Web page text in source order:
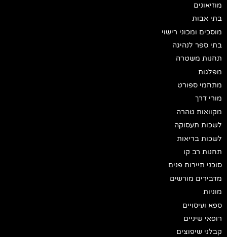
מוזיאונים
בתי אבות
מוסכים ומכוני רישוי
בתי ספר לנהיגה
תחנות משטרה
מפלגות
מתחמי ספורט
מורי דרך
מקוואות טהרה
לשכות תעסוקה
לשכות בריאות
תחנות רב קו
סוכני תיירות פנים
מדבירים מורשים
מוניות
ספא ועיסויים
רופאי שיניים
קבלני שיפוצים